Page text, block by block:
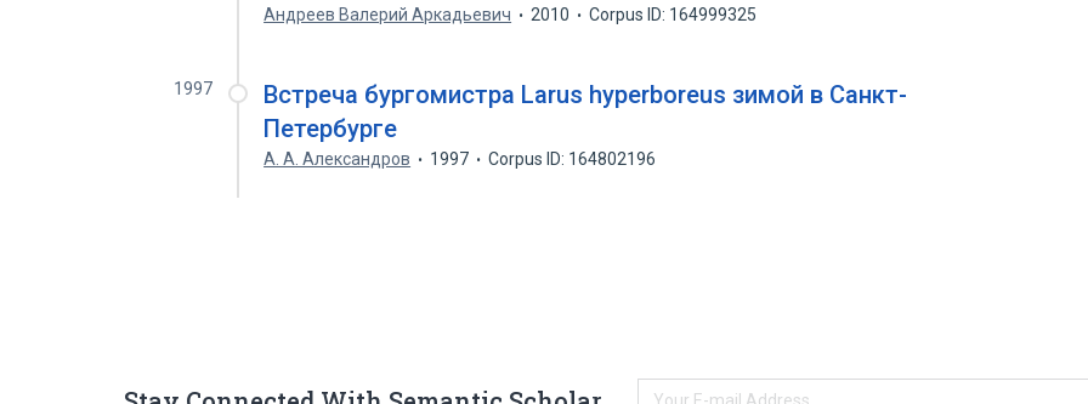
Андреев Валерий Аркадьевич 2010 Corpus ID: 164999325
1997
Встреча бургомистра Larus hyperboreus зимой в Санкт-
Петербурге
А. А. Александров 1997 Corpus ID: 164802196